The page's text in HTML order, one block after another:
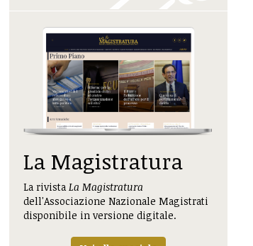
La Magistratura
La rivista La Magistratura
dell'Associazione Nazionale Magistrati
disponibile in versione digitale.